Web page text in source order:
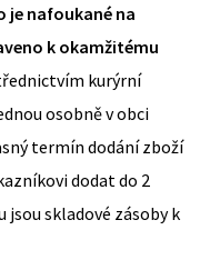
je nafoukané na
k okamžitému
kurýrní
osobně v obci
termín dodání zboží
dodat do 2
jsou skladové zásoby k